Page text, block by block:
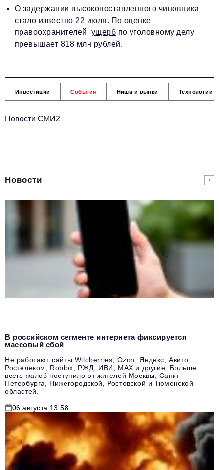
О задержании высокопоставленного чиновника
стало известно 22 июля. По оценке
правоохранителей, ущерб по уголовному делу
превышает 818 млн рублей.
Инвестиции События Ниши и рынки Технологии
Новости СМИ2
Новости
В российском сегменте интернета фиксируется
массовый сбой
Не работают сайты Wildberries, Ozon, Яндекс, Авито,
Ростелеком, Roblox, РЖД, ИВИ, MAX и другие. Больше
всего жалоб поступило от жителей Москвы, Санкт-
Петербурга, Нижегородской, Ростовской и Тюменской
областей.
06 августа 13:58